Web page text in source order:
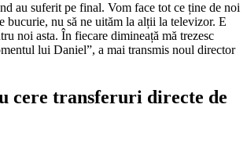
au suferit pe final. Vom face tot ce ține de noi
bucurie, nu să ne uităm la alții la televizor. E
noi asta. În fiecare dimineață mă trezesc
lui Daniel”, a mai transmis noul director
cere transferuri directe de